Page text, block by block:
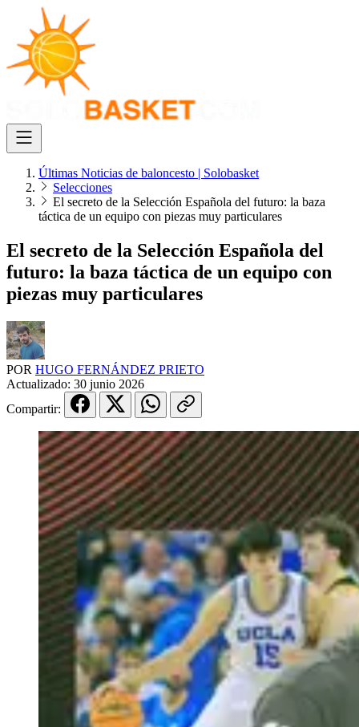
Últimas Noticias de baloncesto | Solobasket
Selecciones
El secreto de la Selección Española del futuro: la baza
táctica de un equipo con piezas muy particulares
El secreto de la Selección Española del
futuro: la baza táctica de un equipo con
piezas muy particulares
POR HUGO FERNÁNDEZ PRIETO
Actualizado: 30 junio 2026
Compartir: